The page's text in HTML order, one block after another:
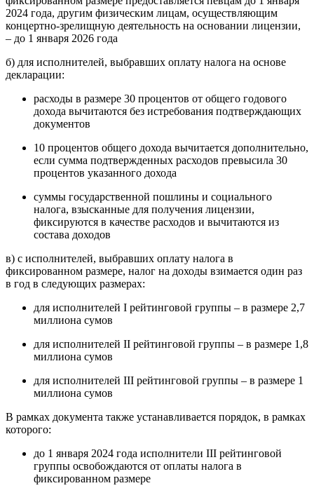
2024 года, другим физическим лицам, осуществляющим
концертно-зрелищную деятельность на основании лицензии,
– до 1 января 2026 года
б) для исполнителей, выбравших оплату налога на основе
декларации:
расходы в размере 30 процентов от общего годового
дохода вычитаются без истребования подтверждающих
документов
10 процентов общего дохода вычитается дополнительно,
если сумма подтвержденных расходов превысила 30
процентов указанного дохода
суммы государственной пошлины и социального
налога, взысканные для получения лицензии,
фиксируются в качестве расходов и вычитаются из
состава доходов
в) с исполнителей, выбравших оплату налога в
фиксированном размере, налог на доходы взимается один раз
в год в следующих размерах:
для исполнителей I рейтинговой группы – в размере 2,7
миллиона сумов
для исполнителей II рейтинговой группы – в размере 1,8
миллиона сумов
для исполнителей III рейтинговой группы – в размере 1
миллиона сумов
В рамках документа также устанавливается порядок, в рамках
которого:
до 1 января 2024 года исполнители III рейтинговой
группы освобождаются от оплаты налога в
фиксированном размере